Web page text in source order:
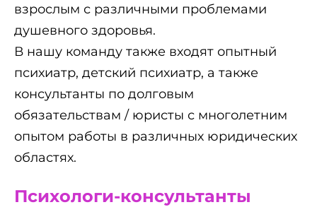
взрослым с различными проблемами
душевного здоровья.
В нашу команду также входят опытный
психиатр, детский психиатр, а также
консультанты по долговым
обязательствам / юристы с многолетним
опытом работы в различных юридических
областях.
Психологи-консультанты